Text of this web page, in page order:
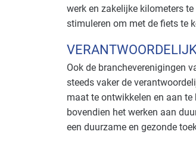
werk en zakelijke kilometers
stimuleren om met de fiets te
Ook de brancheverenigingen
steeds vaker de
maat te ontwikkelen en aan te
bovendien het werken aan
een duurzame en gezonde